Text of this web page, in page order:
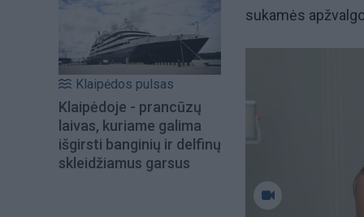
Klaipėdos pulsas
Klaipėdoje - prancūzų
laivas, kuriame galima
išgirsti banginių ir delfinų
skleidžiamus garsus
sukamės